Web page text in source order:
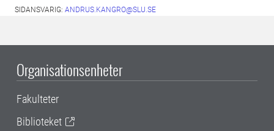
SIDANSVARIG: ANDRUS.KANGRO@SLU.SE
Organisationsenheter
Fakulteter
Biblioteket